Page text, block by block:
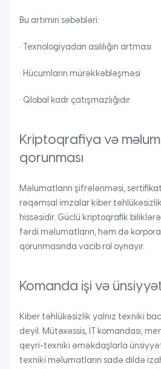
Bu artımın səbəbləri:
• Texnologiyadan asılılığın artması
• Hücumların mürəkkəbləşməsi
• Qlobal kadr çatışmazlığıdır
Kriptoqrafiya və
qorunması
Məlumatların şifrələnməsi,
rəqəmsal imzalar kiber
hissəsidir. Güclü kriptoqrafik
fərdi məlumatların, həm də
qorunmasında vacib rol oynayır.
Komanda işi və
Kiber təhlükəsizlik yalnız texniki
deyil. Mütəxəssis, İT komandası,
qeyri-texniki əməkdaşlarla
texniki məlumatların sadə dildə